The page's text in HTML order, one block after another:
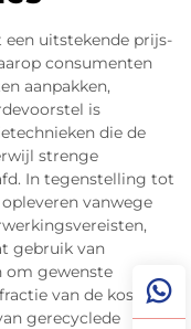
een uitstekende prijs-
consumenten
aanpakken,
is
die de
strenge
In tegenstelling tot
vanwege
gebruik van
om gewenste
van de kosten.
gerecyclede